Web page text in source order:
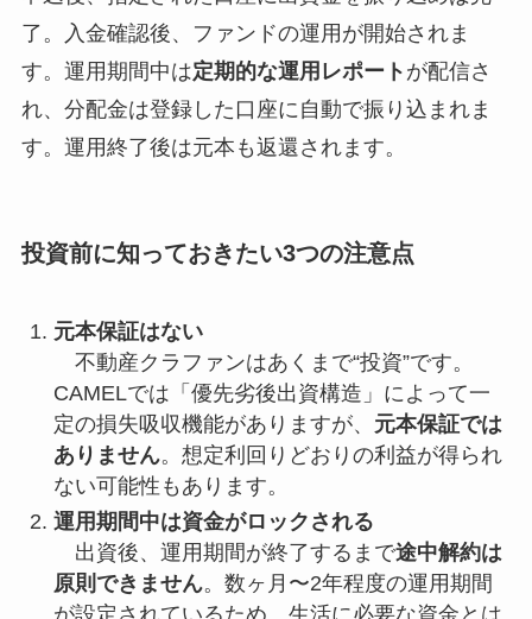
了。入金確認後、ファンドの運用が開始されま
す。運用期間中は定期的な運用レポート が配信さ
れ、分配金は登録した口座に自動で振り込まれま
す。運用終了後は元本も返還されます。
投資前に知っておきたい3つの注意点
元本保証はない
不動産クラファンはあくまで“投資”です。
CAMELでは「優先劣後出資構造」によって一
定の損失吸収機能がありますが、 元本保証では
ありません。想定利回りどおりの利益が得られ
ない可能性もあります。
運用期間中は資金がロックされる
出資後、運用期間が終了するまで途中解約は
原則できません。数ヶ月〜2年程度の運用期間